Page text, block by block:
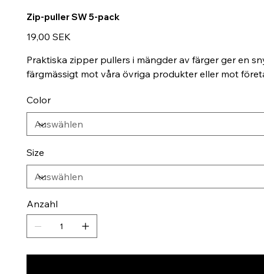
Zip-puller SW 5-pack
Preis
19,00 SEK
Praktiska zipper pullers i mängder av färger ger en
färgmässigt mot våra övriga produkter eller mot
Color
Size
Anzahl